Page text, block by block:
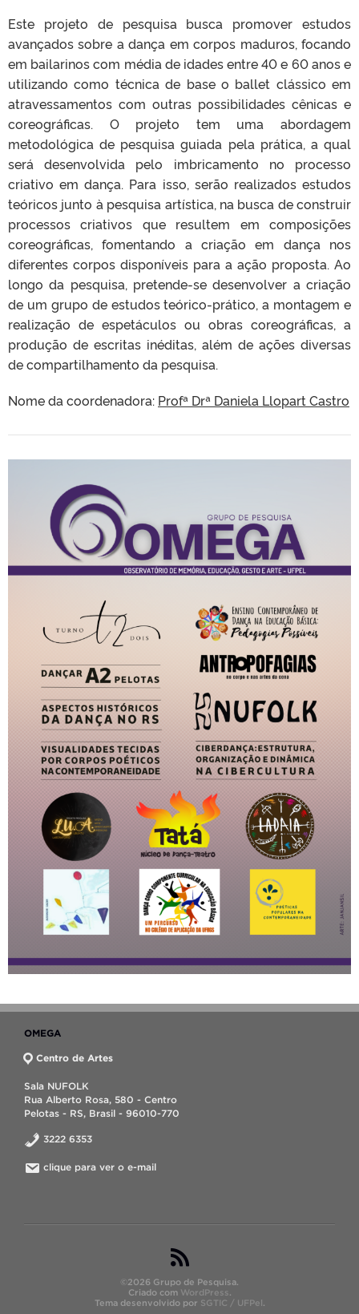
Este projeto de pesquisa busca promover estudos
avançados sobre a dança em corpos maduros, focando
em bailarinos com média de idades entre 40 e 60 anos e
utilizando como técnica de base o ballet clássico em
atravessamentos com outras possibilidades cênicas e
coreográficas. O projeto tem uma abordagem
metodológica de pesquisa guiada pela prática, a qual
será desenvolvida pelo imbricamento no processo
criativo em dança. Para isso, serão realizados estudos
teóricos junto à pesquisa artística, na busca de construir
processos criativos que resultem em composições
coreográficas, fomentando a criação em dança nos
diferentes corpos disponíveis para a ação proposta. Ao
longo da pesquisa, pretende-se desenvolver a criação
de um grupo de estudos teórico-prático, a montagem e
realização de espetáculos ou obras coreográficas, a
produção de escritas inéditas, além de ações diversas
de compartilhamento da pesquisa.
Nome da coordenadora: Profª Drª Daniela Llopart Castro
OMEGA
Centro de Artes
Sala NUFOLK
Rua Alberto Rosa, 580 - Centro
Pelotas - RS, Brasil - 96010-770
3222 6353
clique para ver o e-mail
©2026 Grupo de Pesquisa.
Criado com WordPress.
Tema desenvolvido por SGTIC / UFPel.